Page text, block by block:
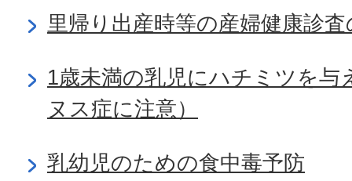
里帰り出産時等の産婦健康診
1歳未満の乳児にハチミツを与
ヌス症に注意）
乳幼児のための食中毒予防